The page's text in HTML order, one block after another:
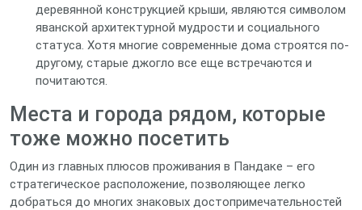
деревянной конструкцией крыши, являются символом
яванской архитектурной мудрости и социального
статуса. Хотя многие современные дома строятся по-
другому, старые джогло все еще встречаются и
почитаются.
Места и города рядом, которые
тоже можно посетить
Один из главных плюсов проживания в Пандаке – его
стратегическое расположение, позволяющее легко
добраться до многих знаковых достопримечательностей